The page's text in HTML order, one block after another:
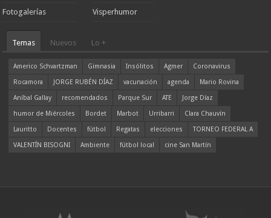
Fotogalerías Visperhumor
Temas Nuevos Lo +
Americo Schvartzman Gimnasia Insólitos Agmer
Coronavirus
Rocamora
JORGE RUBÉN DÍAZ vacunación agenda
Mario Rovina
Aníbal Gallay
recomendados Parque Sur ATE
Jorge Díaz
humor de Miércoles
Bordet Marbot Urribarri
Clara Chauvín
Lauritto
Docentes fútbol Regatas elecciones
TORNEO FEDERAL A
VALENTÍN BISOGNI
Ambiente fútbol local cine San Martín